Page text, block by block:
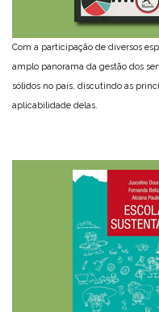
Com a participação de diversos
amplo panorama da gestão dos
sólidos no país, discutindo as
aplicabilidade delas.